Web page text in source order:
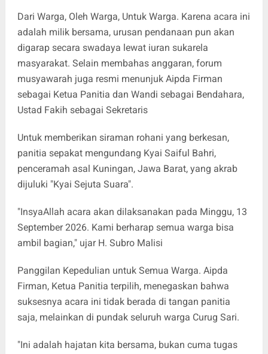
Dari Warga, Oleh Warga, Untuk Warga. Karena acara ini
adalah milik bersama, urusan pendanaan pun akan
digarap secara swadaya lewat iuran sukarela
masyarakat. Selain membahas anggaran, forum
musyawarah juga resmi menunjuk Aipda Firman
sebagai Ketua Panitia dan Wandi sebagai Bendahara,
Ustad Fakih sebagai Sekretaris
Untuk memberikan siraman rohani yang berkesan,
panitia sepakat mengundang Kyai Saiful Bahri,
penceramah asal Kuningan, Jawa Barat, yang akrab
dijuluki "Kyai Sejuta Suara".
"InsyaAllah acara akan dilaksanakan pada Minggu, 13
September 2026. Kami berharap semua warga bisa
ambil bagian," ujar H. Subro Malisi
Panggilan Kepedulian untuk Semua Warga. Aipda
Firman, Ketua Panitia terpilih, menegaskan bahwa
suksesnya acara ini tidak berada di tangan panitia
saja, melainkan di pundak seluruh warga Curug Sari.
"Ini adalah hajatan kita bersama, bukan cuma tugas